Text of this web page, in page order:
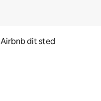
Airbnb dit sted